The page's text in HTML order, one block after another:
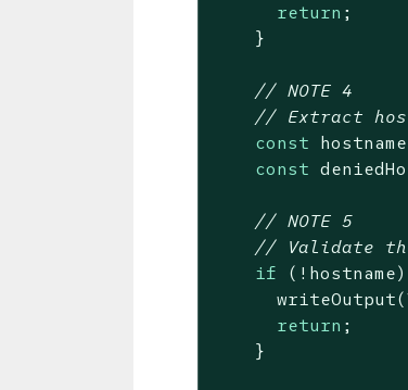
return ;
    }
// NOTE 4
// Extract
const
const
// NOTE 5
// Validate
if
return ;
    }